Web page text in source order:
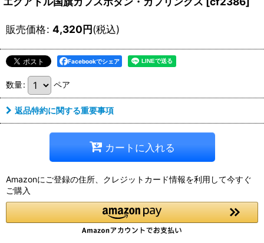
販売価格: 4,320円(税込)
Facebookでシェア
数量: ペア
返品特約に関する重要事項
カートに入れる
Amazonにご登録の住所、クレジットカード情報を利用して今すぐ
ご購入